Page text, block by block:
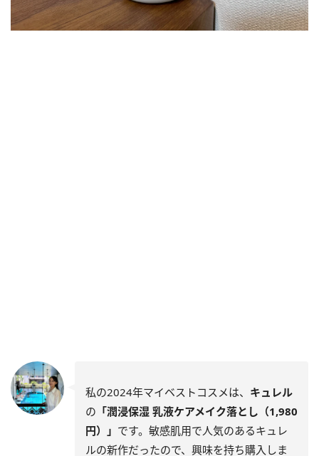
私の2024年マイベストコスメは、 キュレル
の 「潤浸保湿 乳液ケアメイク落とし（1,980
円）」 です。敏感肌用で人気のあるキュレ
ルの新作だったので、興味を持ち購入しま